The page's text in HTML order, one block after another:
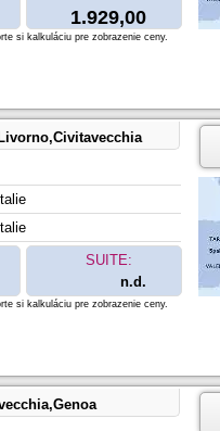
1.929,00
si kalkuláciu pre zobrazenie ceny.
SUITE:
n.d.
si kalkuláciu pre zobrazenie ceny.